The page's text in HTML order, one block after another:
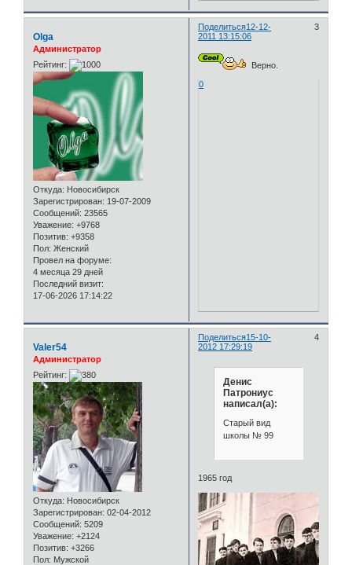
Поделиться 3
12-12-
2011 13:15:06
Olga
Администратор
Рейтинг:
Откуда: Новосибирск
Зарегистрирован: 19-07-2009
Сообщений: 23565
Уважение: +9768
Позитив: +9358
Пол: Женский
Провел на форуме:
4 месяца 29 дней
Последний визит:
17-06-2026 17:14:22
Верно.
0
Поделиться 4
15-10-
2012 17:29:19
Valer54
Администратор
Рейтинг:
Откуда: Новосибирск
Зарегистрирован: 02-04-2012
Сообщений: 5209
Уважение: +2124
Позитив: +3266
Пол: Мужской
Денис
Патрониус
написал(а):
Старый вид
школы № 99
1965 год